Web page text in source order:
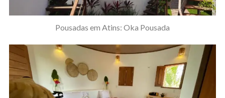
Pousadas em Atins: Oka Pousada